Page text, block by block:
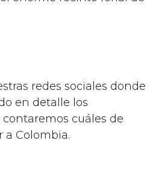
redes sociales donde
en detalle los
cuáles de
a Colombia.